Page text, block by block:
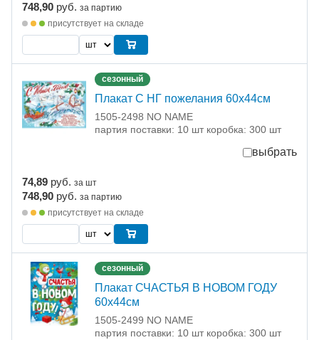
748,90 руб. за партию
присутствует на складе
сезонный
Плакат С НГ пожелания 60х44см
1505-2498 NO NAME
партия поставки: 10 шт коробка: 300 шт
выбрать
74,89 руб. за шт
748,90 руб. за партию
присутствует на складе
сезонный
Плакат СЧАСТЬЯ В НОВОМ ГОДУ
60х44см
1505-2499 NO NAME
партия поставки: 10 шт коробка: 300 шт